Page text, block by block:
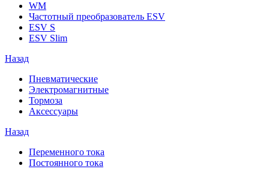
WM
Частотный преобразователь ESV
ESV S
ESV Slim
Назад
Пневматические
Электромагнитные
Тормоза
Аксессуары
Назад
Переменного тока
Постоянного тока